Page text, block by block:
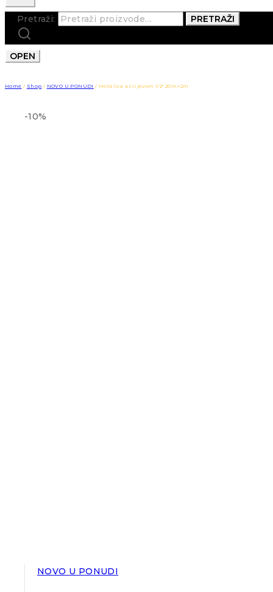
Pretraži: PRETRAŽI
OPEN
Home / Shop / NOVO U PONUDI / Motalica s crijevom 1/2″ 20m+2m
-10%
NOVO U PONUDI